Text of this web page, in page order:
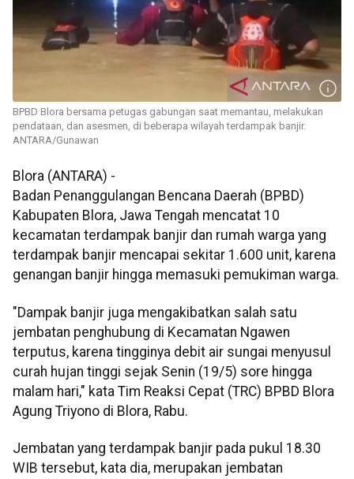
BPBD Blora bersama petugas gabungan saat memantau, melakukan
pendataan, dan asesmen, di beberapa wilayah terdampak banjir.
ANTARA/Gunawan
Blora (ANTARA) -
Badan Penanggulangan Bencana Daerah (BPBD)
Kabupaten Blora, Jawa Tengah mencatat 10
kecamatan terdampak banjir dan rumah warga yang
terdampak banjir mencapai sekitar 1.600 unit, karena
genangan banjir hingga memasuki pemukiman warga.
"Dampak banjir juga mengakibatkan salah satu
jembatan penghubung di Kecamatan Ngawen
terputus, karena tingginya debit air sungai menyusul
curah hujan tinggi sejak Senin (19/5) sore hingga
malam hari," kata Tim Reaksi Cepat (TRC) BPBD Blora
Agung Triyono di Blora, Rabu.
Jembatan yang terdampak banjir pada pukul 18.30
WIB tersebut, kata dia, merupakan jembatan